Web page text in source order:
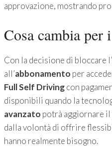
approvazione, mostrando
Cosa cambia per
Con la decisione di bloccare
all’abbonamento per
Full Self Drivingcon
disponibili quando la
avanzato potrà aggiornare
dalla volontà di offrire
hanno realmente bisogno.